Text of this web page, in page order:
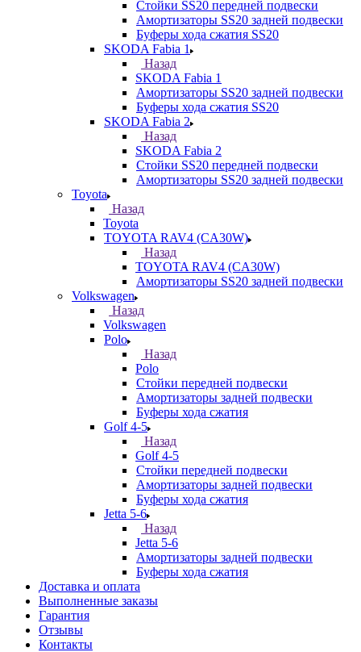
Стойки SS20 передней подвески
Амортизаторы SS20 задней подвески
Буферы хода сжатия SS20
SKODA Fabia 1
Назад
SKODA Fabia 1
Амортизаторы SS20 задней подвески
Буферы хода сжатия SS20
SKODA Fabia 2
Назад
SKODA Fabia 2
Стойки SS20 передней подвески
Амортизаторы SS20 задней подвески
Toyota
Назад
Toyota
TOYOTA RAV4 (CA30W)
Назад
TOYOTA RAV4 (CA30W)
Амортизаторы SS20 задней подвески
Volkswagen
Назад
Volkswagen
Polo
Назад
Polo
Стойки передней подвески
Амортизаторы задней подвески
Буферы хода сжатия
Golf 4-5
Назад
Golf 4-5
Стойки передней подвески
Амортизаторы задней подвески
Буферы хода сжатия
Jetta 5-6
Назад
Jetta 5-6
Амортизаторы задней подвески
Буферы хода сжатия
Доставка и оплата
Выполненные заказы
Гарантия
Отзывы
Контакты